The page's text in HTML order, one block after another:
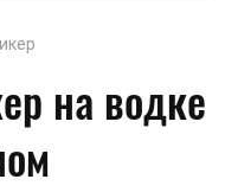
на водке